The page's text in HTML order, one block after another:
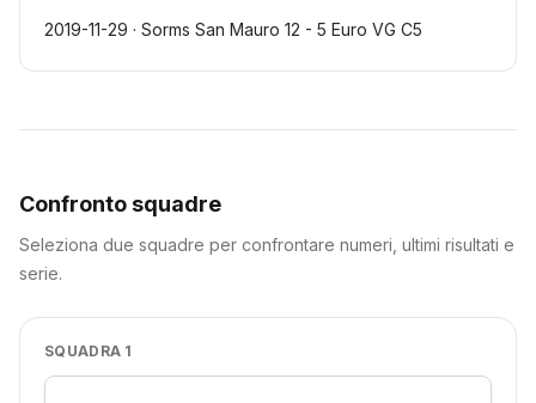
2019-11-29 · Sorms San Mauro 12 - 5 Euro VG C5
Confronto squadre
Seleziona due squadre per confrontare numeri, ultimi risultati e
serie.
SQUADRA 1